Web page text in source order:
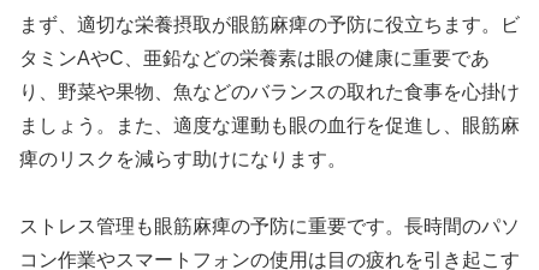
まず、適切な栄養摂取が眼筋麻痺の予防に役立ちます。ビ
タミンAやC、亜鉛などの栄養素は眼の健康に重要であ
り、野菜や果物、魚などのバランスの取れた食事を心掛け
ましょう。また、適度な運動も眼の血行を促進し、眼筋麻
痺のリスクを減らす助けになります。
ストレス管理も眼筋麻痺の予防に重要です。長時間のパソ
コン作業やスマートフォンの使用は目の疲れを引き起こす